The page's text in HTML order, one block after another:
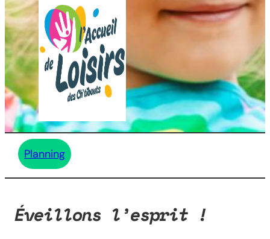
Planning
Éveillons l’esprit !